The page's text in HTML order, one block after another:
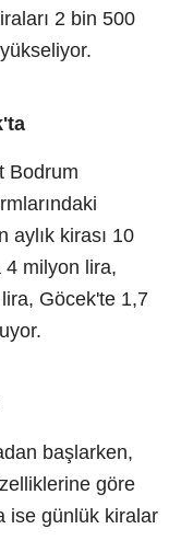
2 bin 500
Bodrum
aylık kirası 10
4 milyon lira,
Göcek'te 1,7
başlarken,
göre
ise günlük kiralar